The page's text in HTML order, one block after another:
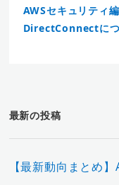
AWSセキュリティ
DirectConnectにつ
最新の投稿
【最新動向まとめ